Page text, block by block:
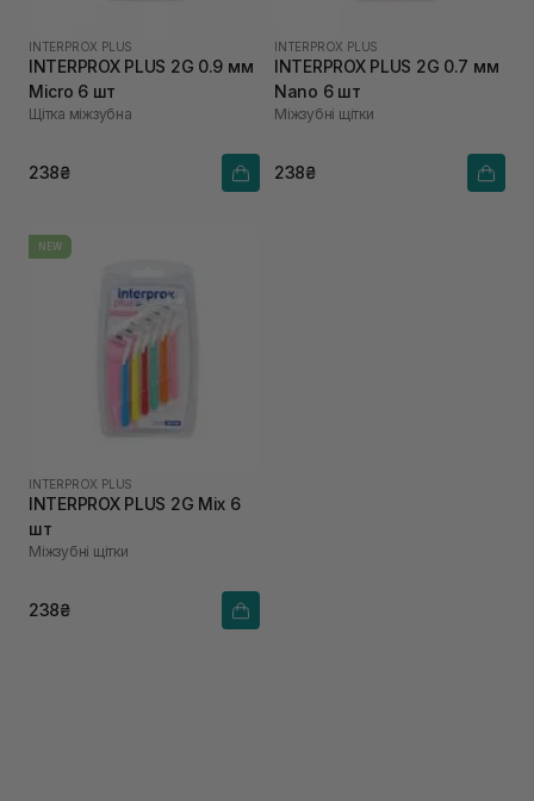
INTERPROX PLUS
INTERPROX PLUS 2G 0.9 мм
Micro 6 шт
Щітка міжзубна
238₴
INTERPROX PLUS
INTERPROX PLUS 2G 0.7 мм
Nano 6 шт
Міжзубні щітки
238₴
NEW
INTERPROX PLUS
INTERPROX PLUS 2G Mix 6
шт
Міжзубні щітки
238₴